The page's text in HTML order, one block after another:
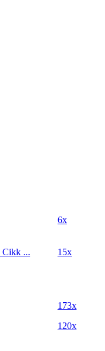
6x
Cikk ... 15x
173x
120x